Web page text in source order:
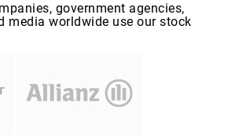
government agencies,
media worldwide use our stock